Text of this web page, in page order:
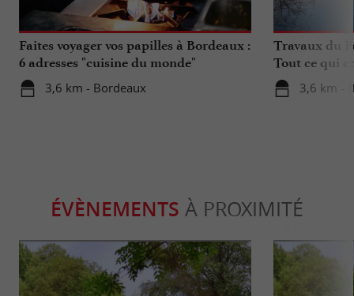
Faites voyager vos papilles à Bordeaux :
6 adresses "cuisine du monde"
3,6 km - Bordeaux
Travaux du
Tout ce qui
3,6 km -
ÉVÈNEMENTS À PROXIMITÉ